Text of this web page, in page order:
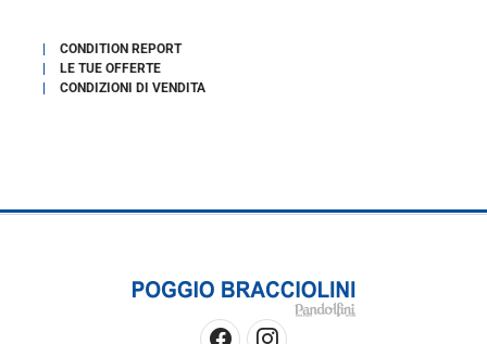
CONDITION REPORT
LE TUE OFFERTE
CONDIZIONI DI VENDITA